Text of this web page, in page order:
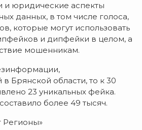
и юридические аспекты
данных, в том числе голоса,
которые могут использовать
и дипфейки в целом, а
мошенникам.
Брянской области, то к 30
23 уникальных фейка.
более 49 тысяч.
Регионы»